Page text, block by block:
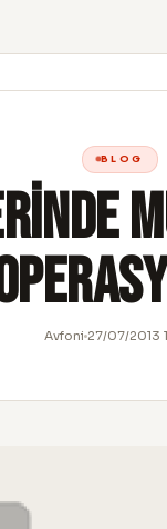
BLOG
Avfoni 27/07/2013